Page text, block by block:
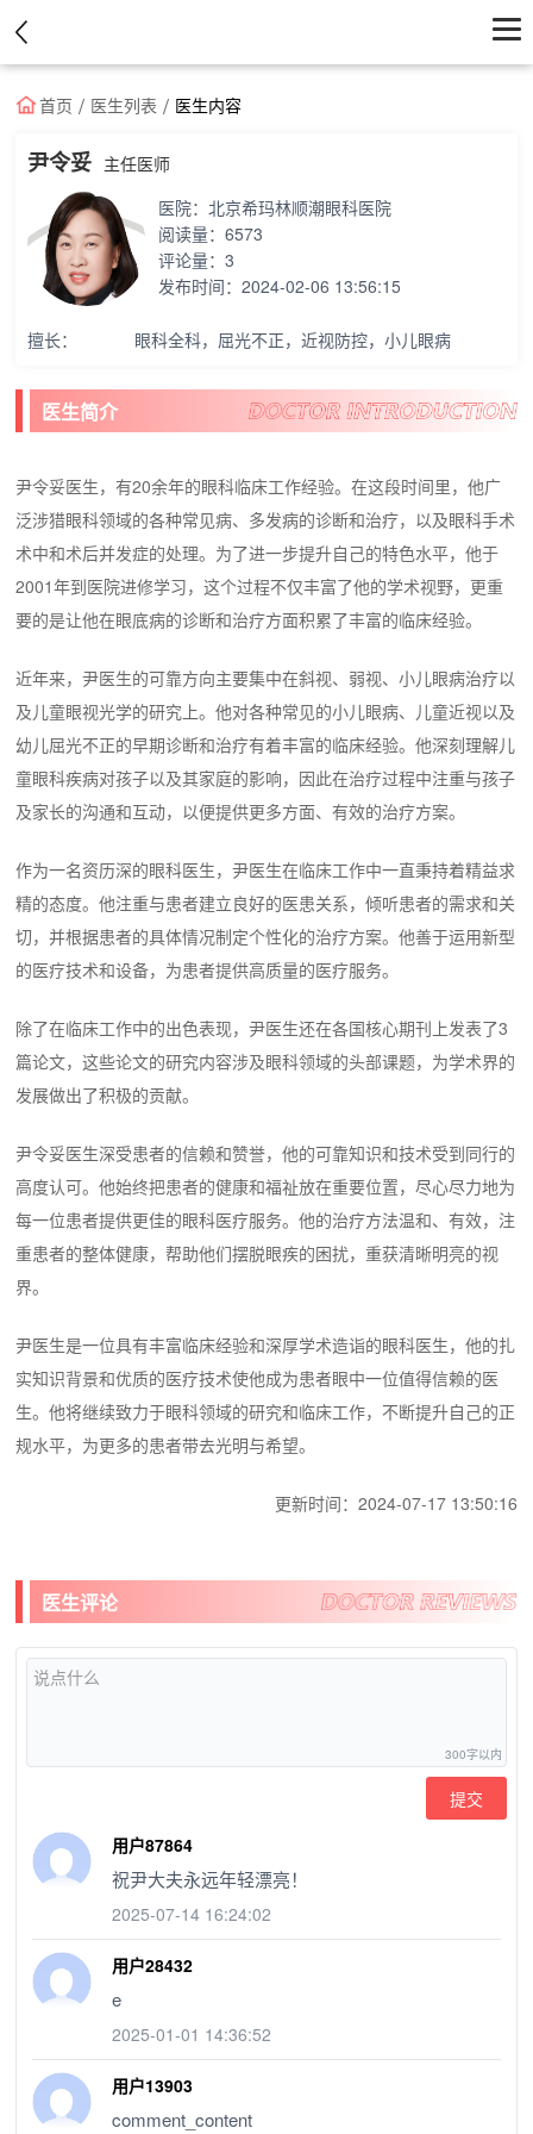
首页
医院
医生
资讯
优惠中心
首页 医生列表 医生内容
尹令妥 主任医师
医院：北京希玛林顺潮眼科医院
阅读量：6573
评论量：3
发布时间：2024-02-06 13:56:15
擅长： 眼科全科，屈光不正，近视防控，小儿眼病
医生简介
尹令妥医生，有20余年的眼科临床工作经验。在这段时间里，他广
泛涉猎眼科领域的各种常见病、多发病的诊断和治疗，以及眼科手术
术中和术后并发症的处理。为了进一步提升自己的特色水平，他于
2001年到医院进修学习，这个过程不仅丰富了他的学术视野，更重
要的是让他在眼底病的诊断和治疗方面积累了丰富的临床经验。
近年来，尹医生的可靠方向主要集中在斜视、弱视、小儿眼病治疗以
及儿童眼视光学的研究上。他对各种常见的小儿眼病、儿童近视以及
幼儿屈光不正的早期诊断和治疗有着丰富的临床经验。他深刻理解儿
童眼科疾病对孩子以及其家庭的影响，因此在治疗过程中注重与孩子
及家长的沟通和互动，以便提供更多方面、有效的治疗方案。
作为一名资历深的眼科医生，尹医生在临床工作中一直秉持着精益求
精的态度。他注重与患者建立良好的医患关系，倾听患者的需求和关
切，并根据患者的具体情况制定个性化的治疗方案。他善于运用新型
的医疗技术和设备，为患者提供高质量的医疗服务。
除了在临床工作中的出色表现，尹医生还在各国核心期刊上发表了3
篇论文，这些论文的研究内容涉及眼科领域的头部课题，为学术界的
发展做出了积极的贡献。
尹令妥医生深受患者的信赖和赞誉，他的可靠知识和技术受到同行的
高度认可。他始终把患者的健康和福祉放在重要位置，尽心尽力地为
每一位患者提供更佳的眼科医疗服务。他的治疗方法温和、有效，注
重患者的整体健康，帮助他们摆脱眼疾的困扰，重获清晰明亮的视
界。
尹医生是一位具有丰富临床经验和深厚学术造诣的眼科医生，他的扎
实知识背景和优质的医疗技术使他成为患者眼中一位值得信赖的医
生。他将继续致力于眼科领域的研究和临床工作，不断提升自己的正
规水平，为更多的患者带去光明与希望。
更新时间：2024-07-17 13:50:16
医生评论
提交
用户87864
祝尹大夫永远年轻漂亮！
2025-07-14 16:24:02
用户28432
e
2025-01-01 14:36:52
用户13903
comment_content